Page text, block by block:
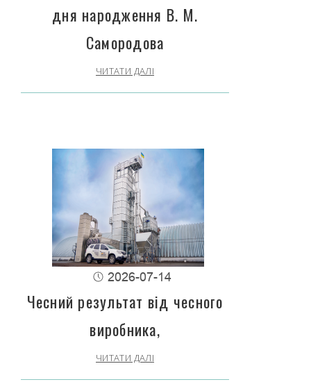
дня народження В. М.
Самородова
ЧИТАТИ ДАЛІ
2026-07-14
Чесний результат від чесного
виробника,
ЧИТАТИ ДАЛІ